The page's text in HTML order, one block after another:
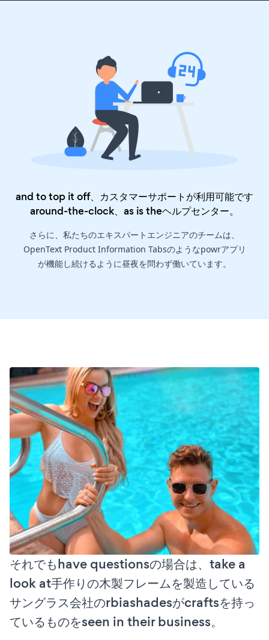
and to top it off、カスタマーサポートが利用可能です
around-the-clock、as is theヘルプセンター。
さらに、私たちのエキスパートエンジニアのチームは、
OpenText Product Information Tabsのようなpowrアプリ
が機能し続けるように昼夜を問わず働いています。
それでもhave questionsの場合は、take a
look at手作りの木製フレームを製造している
サングラス会社のrbiashadesがcraftsを持っ
ているものをseen in their business。